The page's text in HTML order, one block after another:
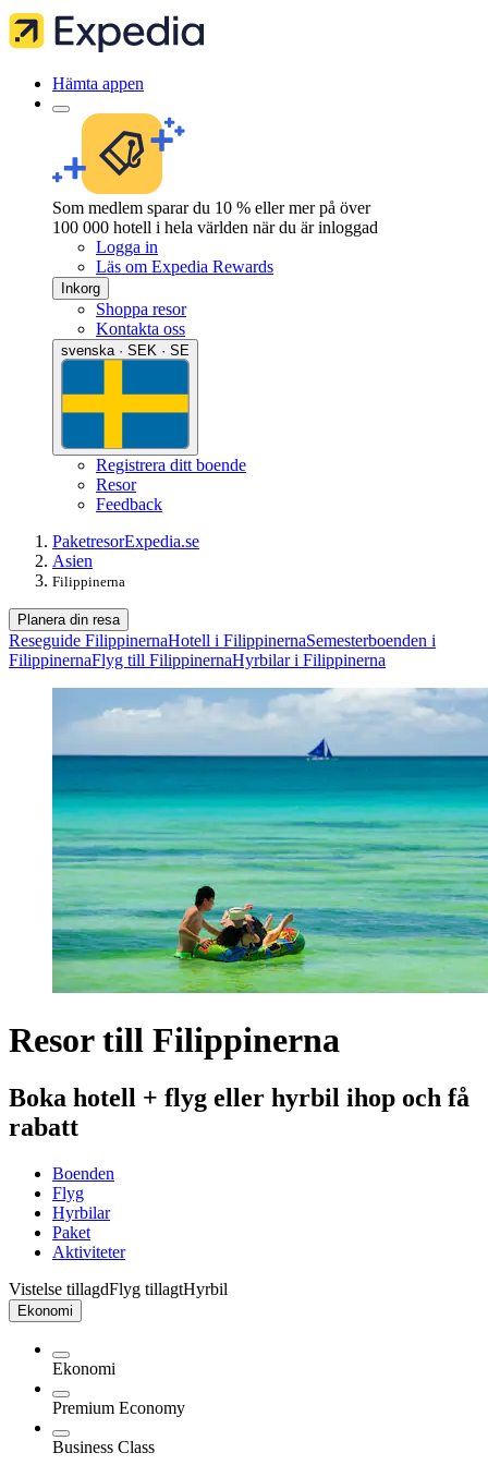
Hämta appen
Som medlem sparar du 10 % eller mer på över
100 000 hotell i hela världen när du är inloggad
Logga in
Läs om Expedia Rewards
Inkorg
Shoppa resor
Kontakta oss
svenska · SEK · SE
Registrera ditt boende
Resor
Feedback
PaketresorExpedia.se
Asien
Filippinerna
Planera din resa
Reseguide FilippinernaHotell i FilippinernaSemesterboenden i
FilippinernaFlyg till FilippinernaHyrbilar i Filippinerna
Resor till Filippinerna
Boka hotell + flyg eller hyrbil ihop och få
rabatt
Boenden
Flyg
Hyrbilar
Paket
Aktiviteter
Vistelse tillagdFlyg tillagtHyrbil
Ekonomi
Ekonomi
Premium Economy
Business Class